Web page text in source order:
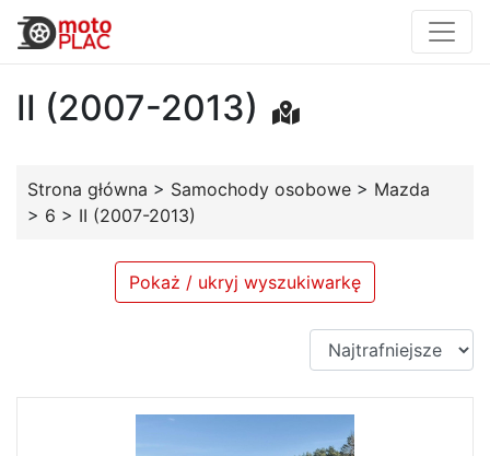
II (2007-2013)
Strona główna > Samochody osobowe > Mazda
> 6 > II (2007-2013)
Pokaż / ukryj wyszukiwarkę